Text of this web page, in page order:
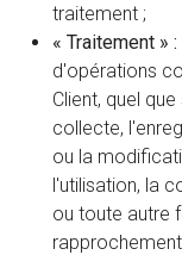
traitement ;
« Traitement » :
d'opérations
Client, quel
collecte,
ou la
l'utilisation, la
ou toute autre